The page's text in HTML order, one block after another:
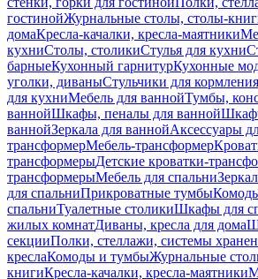
гостинойЖурнальные столы, столы-
домаКресла-качалки, кресла-маятники
кухниСтолы, столикиСтулья для кухни
барныеКухонный гарнитурКухонные
уголки, диваныСтульчики для кормления
для кухниМебель для ваннойТумбы,
ваннойШкафы, пеналы для ванной
ваннойЗеркала для ваннойАксессуары
трансформерМебель-трансформер
трансформерыДетские кроватки-
трансформерыМебель для спальни
для спальниПрикроватные тумбы
спальниТуалетные столикиШкафы для
жилых комнатДиваны, кресла для дома
секцииПолки, стеллажи, системы
креслаКомоды и тумбыЖурнальные
книгиКресла-качалки, кресла-маятники